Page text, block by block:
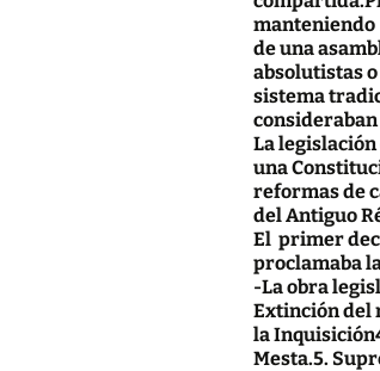
manteniendo
de una
absolutistas
sistema
La
una
reformas de
del Antiguo
El primer
proclamaba
-La obra
Extinción del
la
Mesta.5.